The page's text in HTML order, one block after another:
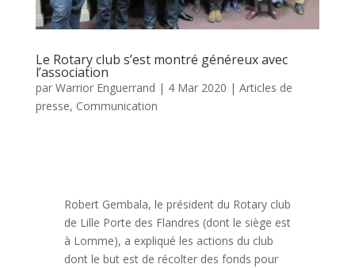
Le Rotary club s’est montré généreux avec
l’association
par Warrior Enguerrand | 4 Mar 2020 | Articles de
presse, Communication
Robert Gembala, le président du Rotary club
de Lille Porte des Flandres (dont le siège est
à Lomme), a expliqué les actions du club
dont le but est de récolter des fonds pour